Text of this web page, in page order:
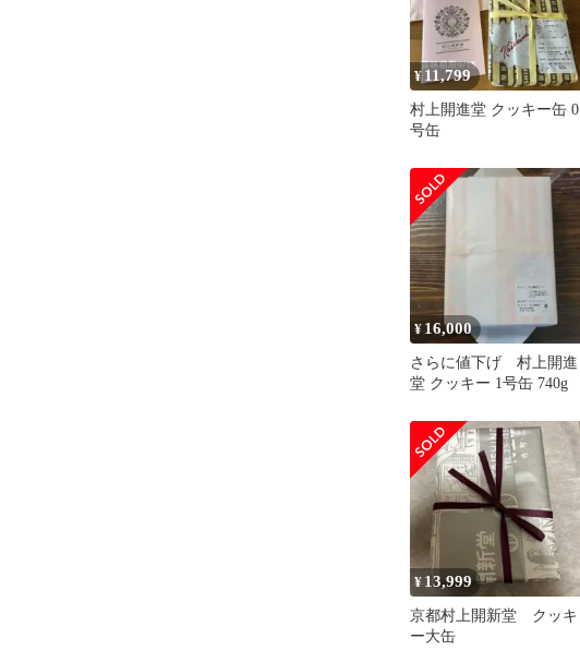
¥11,799
村上開進堂 クッキー缶 0
号缶
¥ 16,000
さらに値下げ 村上開進
堂 クッキー 1号缶 740g
¥ 13,999
京都村上開新堂 クッキ
ー大缶